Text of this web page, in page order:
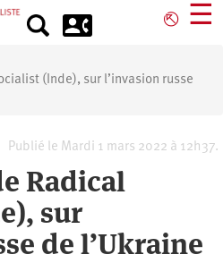
⎋ ☰
(Inde), sur l’invasion russe
Publié le Mardi 1 mars 2022 à 12h37.
Radical
sur
de l’Ukraine